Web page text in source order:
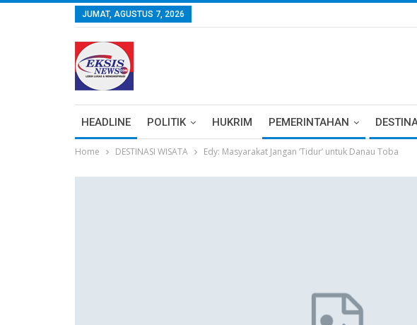
JUMAT, AGUSTUS 7, 2026
HEADLINE POLITIK HUKRIM PEMERINTAHAN
Home DESTINASI WISATA Edy: Masyarakat Jangan ‘Tidur’ untuk Danau Toba